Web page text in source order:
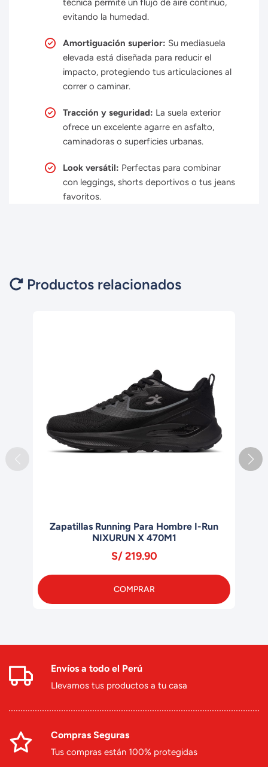
técnica permite un flujo de aire continuo,
evitando la humedad.
Amortiguación superior: Su mediasuela
elevada está diseñada para reducir el
impacto, protegiendo tus articulaciones al
correr o caminar.
Tracción y seguridad: La suela exterior
ofrece un excelente agarre en asfalto,
caminadoras o superficies urbanas.
Look versátil: Perfectas para combinar
con leggings, shorts deportivos o tus jeans
favoritos.
Productos relacionados
Zapatillas Running Para Hombre I-Run
NIXURUN X 470M1
S/ 219.90
COMPRAR
Envíos a todo el Perú
Llevamos tus productos a tu casa
Compras Seguras
Tus compras están 100% protegidas